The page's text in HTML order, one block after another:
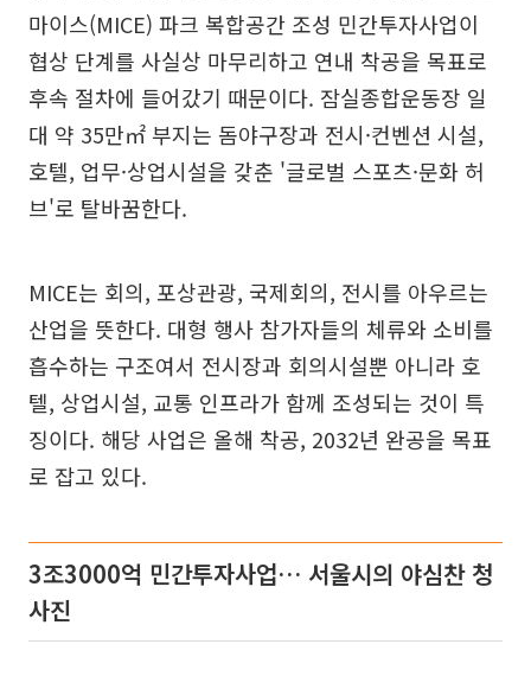
마이스(MICE) 파크 복합공간 조성 민간투자사업이
협상 단계를 사실상 마무리하고 연내 착공을 목표로
후속 절차에 들어갔기 때문이다. 잠실종합운동장 일
대 약 35만㎡ 부지는 돔야구장과 전시·컨벤션 시설,
호텔, 업무·상업시설을 갖춘 '글로벌 스포츠·문화 허
브'로 탈바꿈한다.
MICE는 회의, 포상관광, 국제회의, 전시를 아우르는
산업을 뜻한다. 대형 행사 참가자들의 체류와 소비를
흡수하는 구조여서 전시장과 회의시설뿐 아니라 호
텔, 상업시설, 교통 인프라가 함께 조성되는 것이 특
징이다. 해당 사업은 올해 착공, 2032년 완공을 목표
로 잡고 있다.
3조3000억 민간투자사업… 서울시의 야심찬 청
사진